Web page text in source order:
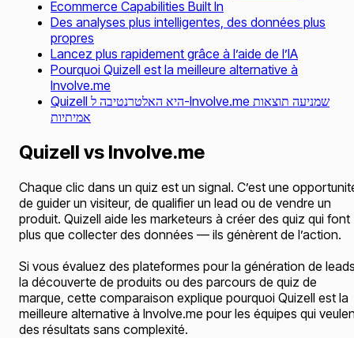
Ecommerce Capabilities Built In
Des analyses plus intelligentes, des données plus
propres
Lancez plus rapidement grâce à l’aide de l’IA
Pourquoi Quizell est la meilleure alternative à
Involve.me
Quizell היא האלטרנטיבה ל-Involve.me שמניעה תוצאות
אמיתיות
Quizell vs Involve.me
Chaque clic dans un quiz est un signal. C’est une
de guider un visiteur, de qualifier un lead ou de vendre un
produit. Quizell aide les marketeurs à créer des quiz qui font
plus que collecter des données — ils génèrent de l’action.
Si vous évaluez des plateformes pour la génération de
la découverte de produits ou des parcours de quiz de
marque, cette comparaison explique pourquoi Quizell est la
meilleure alternative à Involve.me pour les équipes qui
des résultats sans complexité.